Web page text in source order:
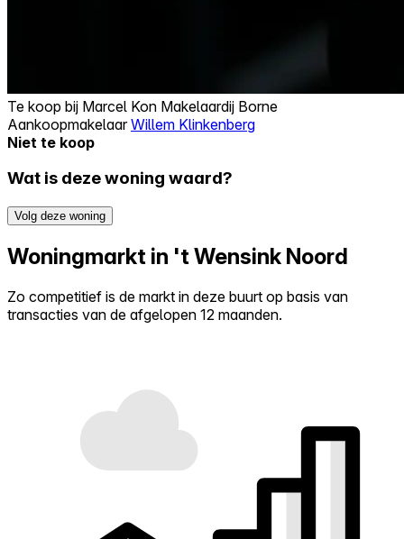
Te koop bij Marcel Kon Makelaardij Borne
AankoopmakelaarWillem Klinkenberg
Niet te koop
Wat is deze woning waard?
Volg deze woning
Woningmarkt in 't Wensink Noord
Zo competitief is de markt in deze buurt op basis van
transacties van de afgelopen 12 maanden.